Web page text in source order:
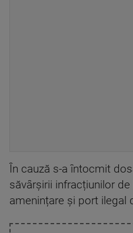
În cauză s-a întocmit
săvârșirii infracțiunilor
amenințare și port ilegal